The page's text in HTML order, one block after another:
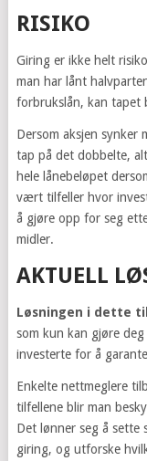
RISIKO
Giring er ikke helt
man har lånt
forbrukslån, kan tapet
Dersom aksjen synker
tap på det dobbelte,
hele lånebeløpet
vært tilfeller hvor
å gjøre opp for seg
midler.
AKTUELL
Løsningen i dette
som kun kan gjøre
investerte for å
Enkelte nettmeglere
tilfellene blir man
Det lønner seg å sette
giring, og utforske